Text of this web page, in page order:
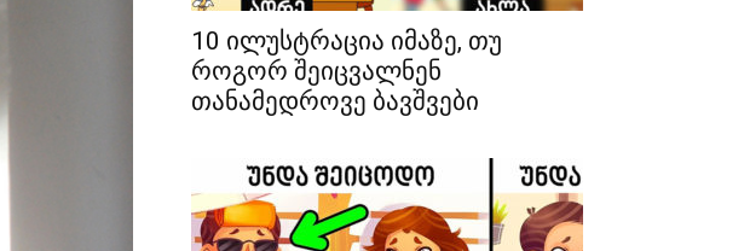
10 ილუსტრაცია იმაზე, თუ
როგორ შეიცვალნენ
თანამედროვე ბავშვები